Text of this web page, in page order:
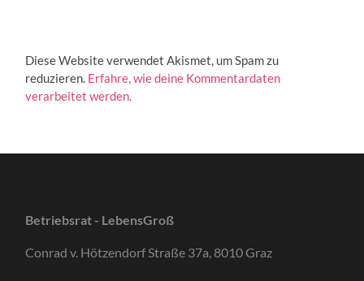
Diese Website verwendet Akismet, um Spam zu
reduzieren. Erfahre, wie deine Kommentardaten
verarbeitet werden.
Betriebsrat - LebensGroß
Conrad v. Hötzendorf Straße 37a, 8010 Graz